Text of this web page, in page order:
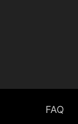
FAQ